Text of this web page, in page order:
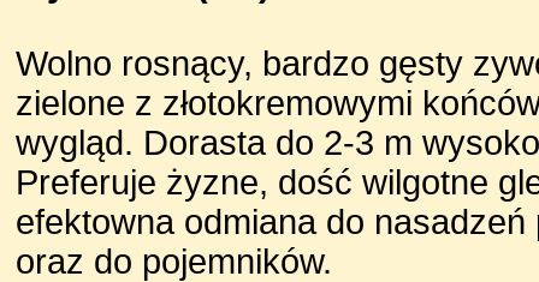
Wolno rosnący, bardzo gęsty
zielone z złotokremowymi
wygląd. Dorasta do 2-3 m
Preferuje żyzne, dość wilgotne
efektowna odmiana do
oraz do pojemników.